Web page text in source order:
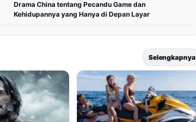
Drama China tentang Pecandu Game dan
Kehidupannya yang Hanya di Depan Layar
Selengkapnya